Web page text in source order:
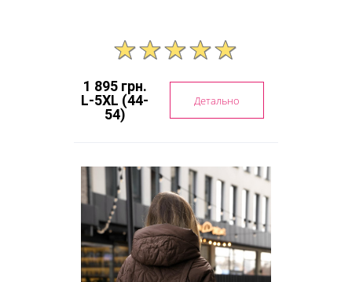
1 895 грн.
L-5XL (44-
54)
Детально